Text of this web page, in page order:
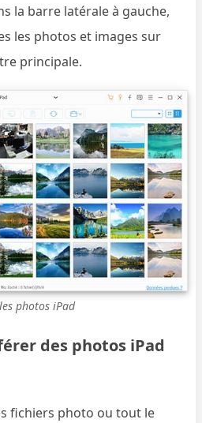
la barre latérale à gauche,
les photos et images sur
principale.
photos iPad
des photos iPad
fichiers photo ou tout le